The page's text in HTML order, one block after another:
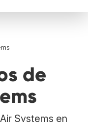
de
Systems en